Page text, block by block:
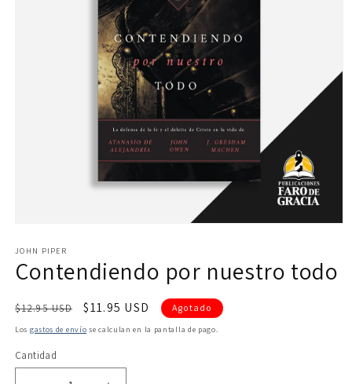
multimedia
1
en
modal
JOHN PIPER
Contendiendo por nuestro todo
Precio
habitual
$12.95 USD
Precio
de
$11.95 USD Agotado
Los gastos de envío se calculan en la pantalla de pago.
Cantidad